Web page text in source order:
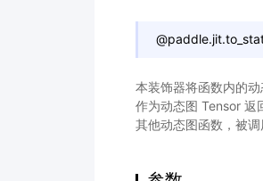
@paddle.jit.
本装饰器将函数内的
作为动态图 Tensor 返
其他动态图函数，被调